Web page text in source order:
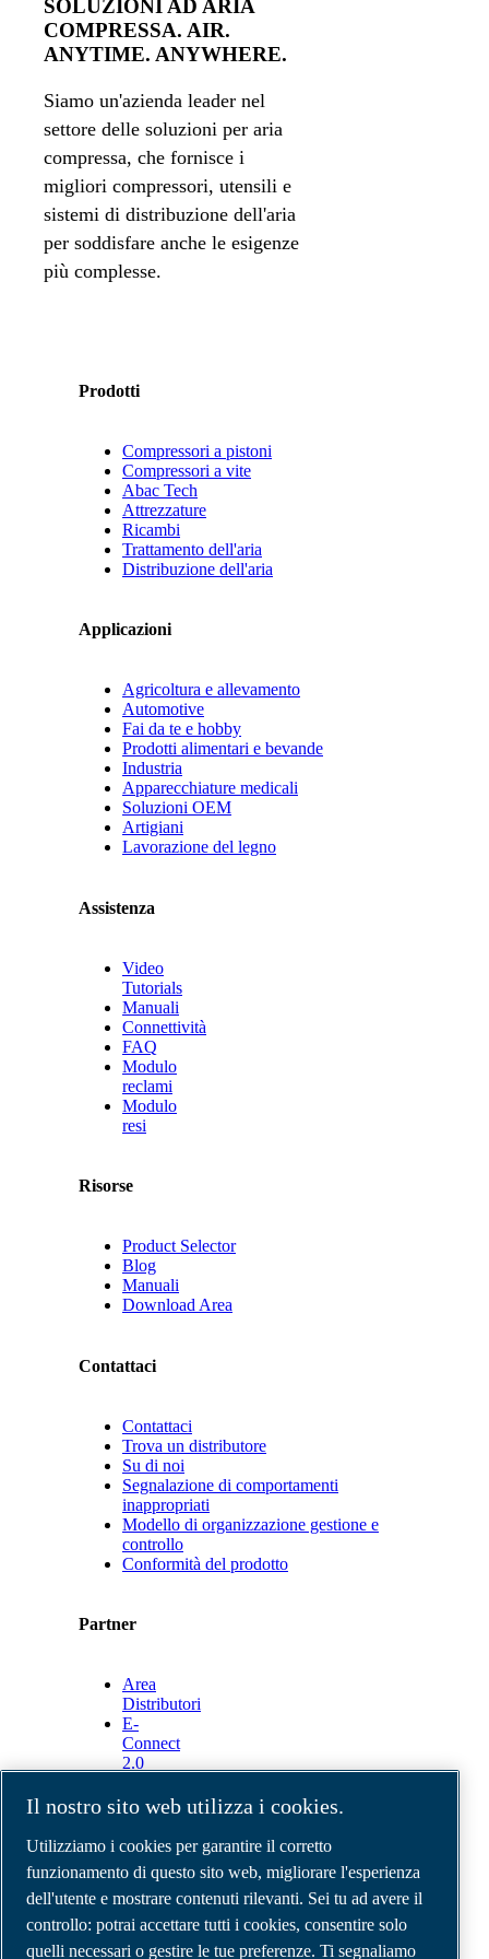
SOLUZIONI AD ARIA
COMPRESSA. AIR.
ANYTIME. ANYWHERE.
Siamo un'azienda leader nel
settore delle soluzioni per aria
compressa, che fornisce i
migliori compressori, utensili e
sistemi di distribuzione dell'aria
per soddisfare anche le esigenze
più complesse.
Prodotti
Compressori a pistoni
Compressori a vite
Abac Tech
Attrezzature
Ricambi
Trattamento dell'aria
Distribuzione dell'aria
Applicazioni
Agricoltura e allevamento
Automotive
Fai da te e hobby
Prodotti alimentari e bevande
Industria
Apparecchiature medicali
Soluzioni OEM
Artigiani
Lavorazione del legno
Assistenza
Video
Tutorials
Manuali
Connettività
FAQ
Modulo
reclami
Modulo
resi
Risorse
Product Selector
Blog
Manuali
Download Area
Contattaci
Contattaci
Trova un distributore
Su di noi
Segnalazione di comportamenti
inappropriati
Modello di organizzazione gestione e
controllo
Conformità del prodotto
Partner
Area
Distributori
E-
Connect
2.0
Portal
Media
Gallery
©2026 Compressori d'aria ABAC
Note legali e privacy
Modulo resi
Il nostro sito web utilizza i cookies.
Utilizziamo i cookies per garantire il corretto
funzionamento di questo sito web, migliorare l'esperienza
dell'utente e mostrare contenuti rilevanti. Sei tu ad avere il
controllo: potrai accettare tutti i cookies, consentire solo
quelli necessari o gestire le tue preferenze. Ti segnaliamo